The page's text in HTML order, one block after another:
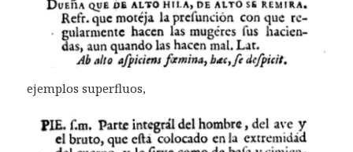
ejemplos superfluos,